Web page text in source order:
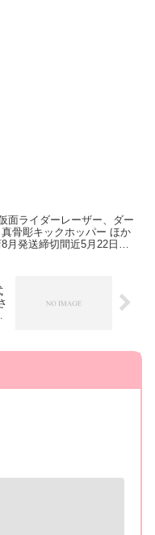
面ライダーレーザー、ダー
骨彫キックホッパー ほか
月発送締切間近5月22日ま